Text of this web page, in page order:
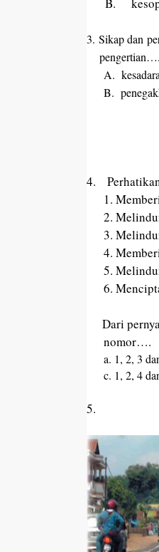
3. Sikap dan
A.
B.
4.
1.
2.
3.
4.
5.
6.
Dari
nomor….
a. 1,
c. 1, 2,
5.